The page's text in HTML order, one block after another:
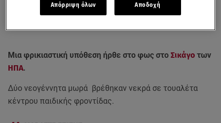
Μια φρικιαστική υπόθεση ήρθε στο φως στο Σικάγο των
ΗΠΑ.
Δύο νεογέννητα μωρά βρέθηκαν νεκρά σε τουαλέτα
κέντρου παιδικής φροντίδας.
Απόρριψη όλων Αποδοχή